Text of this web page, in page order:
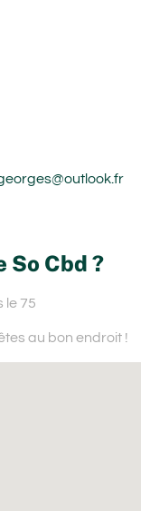
So Cbd ?
le 75
au bon endroit !